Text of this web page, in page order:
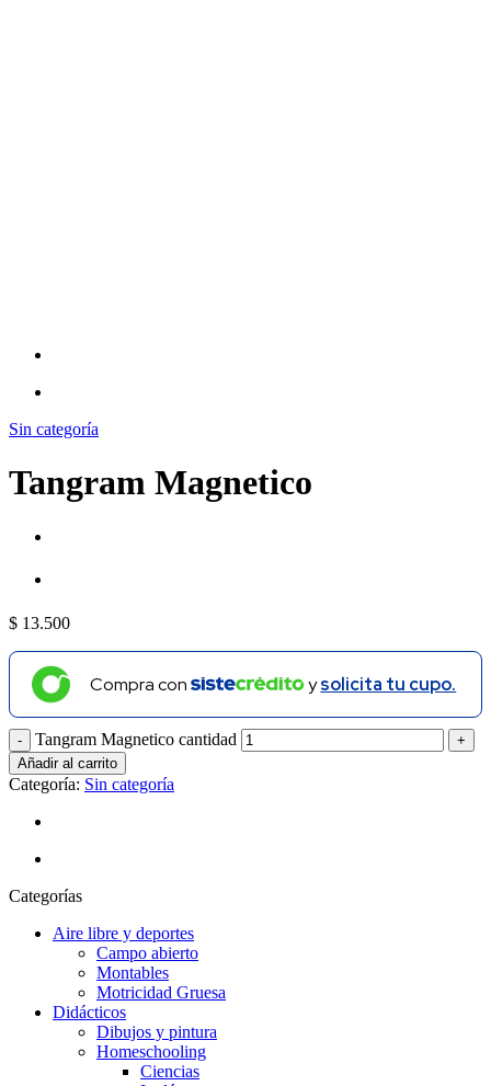
Sin categoría
Tangram Magnetico
$ 13.500
Compra con ysolicita tu cupo.
Tangram Magnetico cantidad
Añadir al carrito
Categoría: Sin categoría
Categorías
Aire libre y deportes
Campo abierto
Montables
Motricidad Gruesa
Didácticos
Dibujos y pintura
Homeschooling
Ciencias